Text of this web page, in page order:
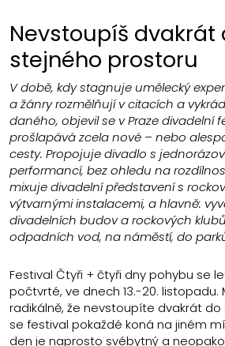
Nevstoupíš dvakrát
stejného prostoru
V době, kdy stagnuje umělecký
a žánry rozmělňují v citacích a
daného, objevil se v Praze divadelní
prošlapává zcela nové – nebo
cesty. Propojuje divadlo s
performancí, bez ohledu na
mixuje divadelní představení s
výtvarnými instalacemi, a hlavně:
divadelních budov a rockových
odpadních vod, na náměstí, do
Festival Čtyři + čtyři dny pohybu se
počtvrté, ve dnech 13.-20. listopadu.
radikálně, že nevstoupíte dvakrát do
se festival pokaždé koná na jiném
den je naprosto svébytný a